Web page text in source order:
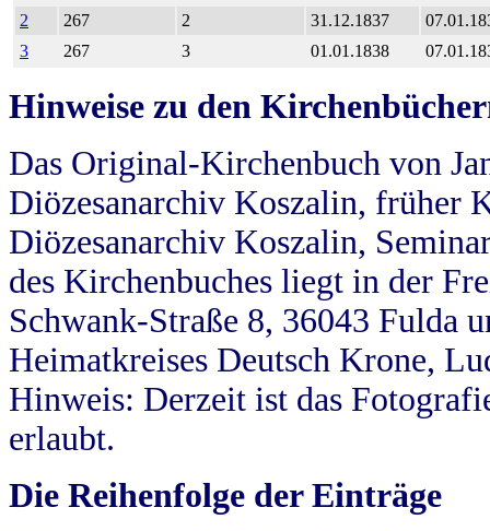
2
267 2 31.12.1837
3
267 3 01.01.1838
Hinweise zu den
Das Original-Kirchenbuch von
Diözesanarchiv Koszalin, früher
Diözesanarchiv Koszalin,
des Kirchenbuches liegt in der
Schwank-Straße 8, 36043 Fulda
Heimatkreises Deutsch Krone,
Hinweis: Derzeit ist das
erlaubt.
Die Reihenfolge der Einträge